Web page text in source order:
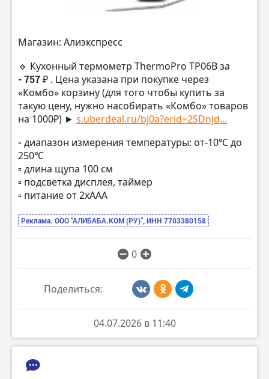
Магазин: Алиэкспресс
🔸 Кухонный термометр ThermoPro TP06B за
- 757 ₽ . Цена указана при покупке через
«Комбо» корзину (для того чтобы купить за
такую цену, нужно насобирать «Комбо» товаров
на 1000₽) ► s.uberdeal.ru/bj0a?erid=2SDnjd...
▫️ диапазон измерения температуры: от-10℃ до
250℃
▫️ длина щупа 100 см
▫️ подсветка дисплея, таймер
▫️ питание от 2xААА
Реклама. ООО “АЛИБАБА.КОМ (РУ)”, ИНН 7703380158
0
Поделиться:
04.07.2026 в 11:40